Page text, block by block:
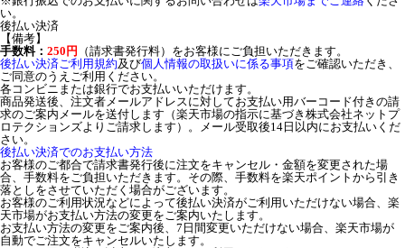
い。
後払い決済
【備考】
手数料： 250円
（請求書発行料）をお客様にご負担いただきます。
後払い決済ご利用規約及び個人情報の取扱いに係る事項をご確認いただき、
ご同意のうえご利用ください。
各コンビニまたは銀行でお支払いいただけます。
商品発送後、注文者メールアドレスに対してお支払い用バーコード付きの請
求のご案内メールを送付します（楽天市場の指示に基づき株式会社ネットプ
ロテクションズよりご請求します）。メール受取後14日以内にお支払いくだ
さい。
後払い決済でのお支払い方法
お客様のご都合で請求書発行後に注文をキャンセル・金額を変更された場
合、手数料をご負担いただきます。その際、手数料を楽天ポイントから引き
落としをさせていただく場合がございます。
お客様のご利用状況などによって後払い決済がご利用いただけない場合、楽
天市場がお支払い方法の変更をご案内いたします。
お支払い方法の変更をご案内後、7日間変更いただけない場合、楽天市場が
自動でご注文をキャンセルいたします。